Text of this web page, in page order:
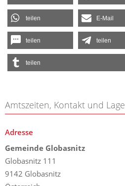
teilen E-Mail
teilen teilen
teilen
Amtszeiten, Kontakt und Lage
Adresse
Gemeinde Globasnitz
Globasnitz 111
9142 Globasnitz